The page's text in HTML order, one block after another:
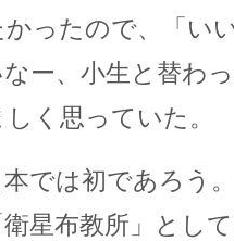
ったので、「い
ー、小生と替わ
く思っていた。
では初であろう
星布教所」とし